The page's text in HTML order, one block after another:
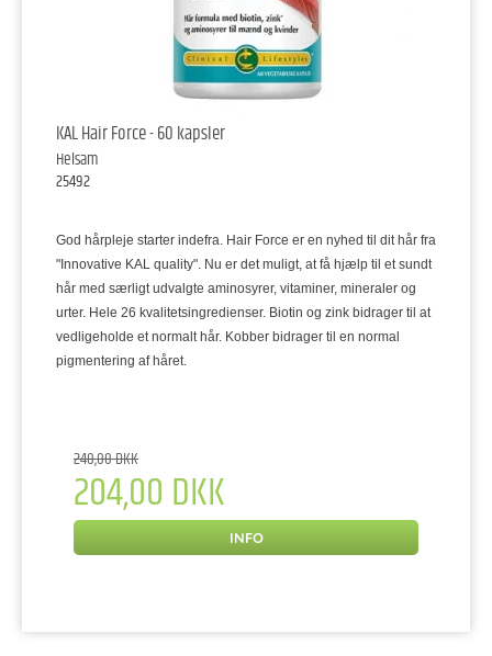
KAL Hair Force - 60 kapsler
Helsam
25492
God hårpleje starter indefra. Hair Force er en nyhed til dit hår fra
"Innovative KAL quality". Nu er det muligt, at få hjælp til et sundt
hår med særligt udvalgte aminosyrer, vitaminer, mineraler og
urter. Hele 26 kvalitetsingredienser. Biotin og zink bidrager til at
vedligeholde et normalt hår. Kobber bidrager til en normal
pigmentering af håret.
240,00 DKK
204,00 DKK
INFO